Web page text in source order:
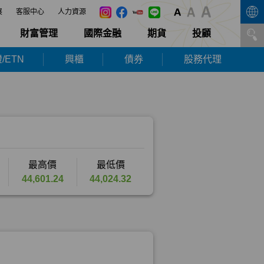
客服中心 人力資源
財富管理 國際金融 期貨 投顧
ETN 興櫃 債券 股務代理